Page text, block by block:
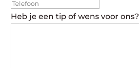
Heb je een tip of wens voor ons?